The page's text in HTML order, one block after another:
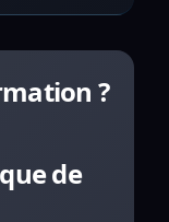
?
de